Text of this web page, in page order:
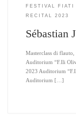
FESTIVAL FIATI
RECITAL 2023
Sébastian
Masterclass di
Auditorium “F.lli
2023 Auditorium
Auditorium […]